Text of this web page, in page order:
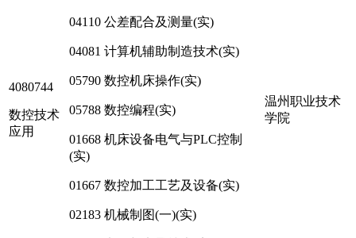
4080744
数控技术
应用
04110 公差配合及测量(实)
04081 计算机辅助制造技术(实)
05790 数控机床操作(实)
05788 数控编程(实)
01668 机床设备电气与PLC控制
(实)
01667 数控加工工艺及设备(实)
02183 机械制图(一)(实)
温州职业技术
学院